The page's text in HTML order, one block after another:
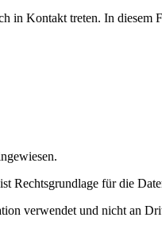
in Kontakt treten. In
Rechtsgrundlage für die
verwendet und nicht an